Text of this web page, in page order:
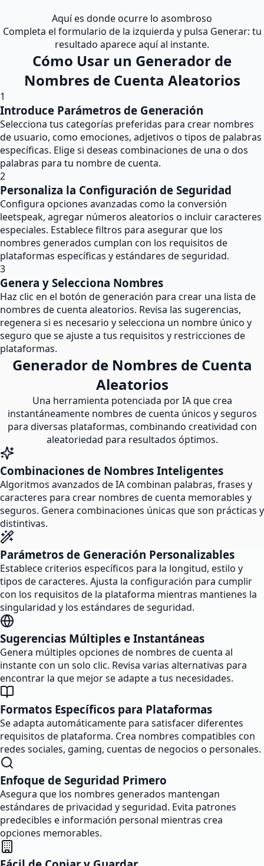
Aquí es donde ocurre lo asombroso
Completa el formulario de la izquierda y pulsa Generar: tu
resultado aparece aquí al instante.
Cómo Usar un Generador de
Nombres de Cuenta Aleatorios
1
Introduce Parámetros de Generación
Selecciona tus categorías preferidas para crear nombres
de usuario, como emociones, adjetivos o tipos de palabras
específicas. Elige si deseas combinaciones de una o dos
palabras para tu nombre de cuenta.
2
Personaliza la Configuración de Seguridad
Configura opciones avanzadas como la conversión
leetspeak, agregar números aleatorios o incluir caracteres
especiales. Establece filtros para asegurar que los
nombres generados cumplan con los requisitos de
plataformas específicas y estándares de seguridad.
3
Genera y Selecciona Nombres
Haz clic en el botón de generación para crear una lista de
nombres de cuenta aleatorios. Revisa las sugerencias,
regenera si es necesario y selecciona un nombre único y
seguro que se ajuste a tus requisitos y restricciones de
plataformas.
Generador de Nombres de Cuenta
Aleatorios
Una herramienta potenciada por IA que crea
instantáneamente nombres de cuenta únicos y seguros
para diversas plataformas, combinando creatividad con
aleatoriedad para resultados óptimos.
Combinaciones de Nombres Inteligentes
Algoritmos avanzados de IA combinan palabras, frases y
caracteres para crear nombres de cuenta memorables y
seguros. Genera combinaciones únicas que son prácticas y
distintivas.
Parámetros de Generación Personalizables
Establece criterios específicos para la longitud, estilo y
tipos de caracteres. Ajusta la configuración para cumplir
con los requisitos de la plataforma mientras mantienes la
singularidad y los estándares de seguridad.
Sugerencias Múltiples e Instantáneas
Genera múltiples opciones de nombres de cuenta al
instante con un solo clic. Revisa varias alternativas para
encontrar la que mejor se adapte a tus necesidades.
Formatos Específicos para Plataformas
Se adapta automáticamente para satisfacer diferentes
requisitos de plataforma. Crea nombres compatibles con
redes sociales, gaming, cuentas de negocios o personales.
Enfoque de Seguridad Primero
Asegura que los nombres generados mantengan
estándares de privacidad y seguridad. Evita patrones
predecibles e información personal mientras crea
opciones memorables.